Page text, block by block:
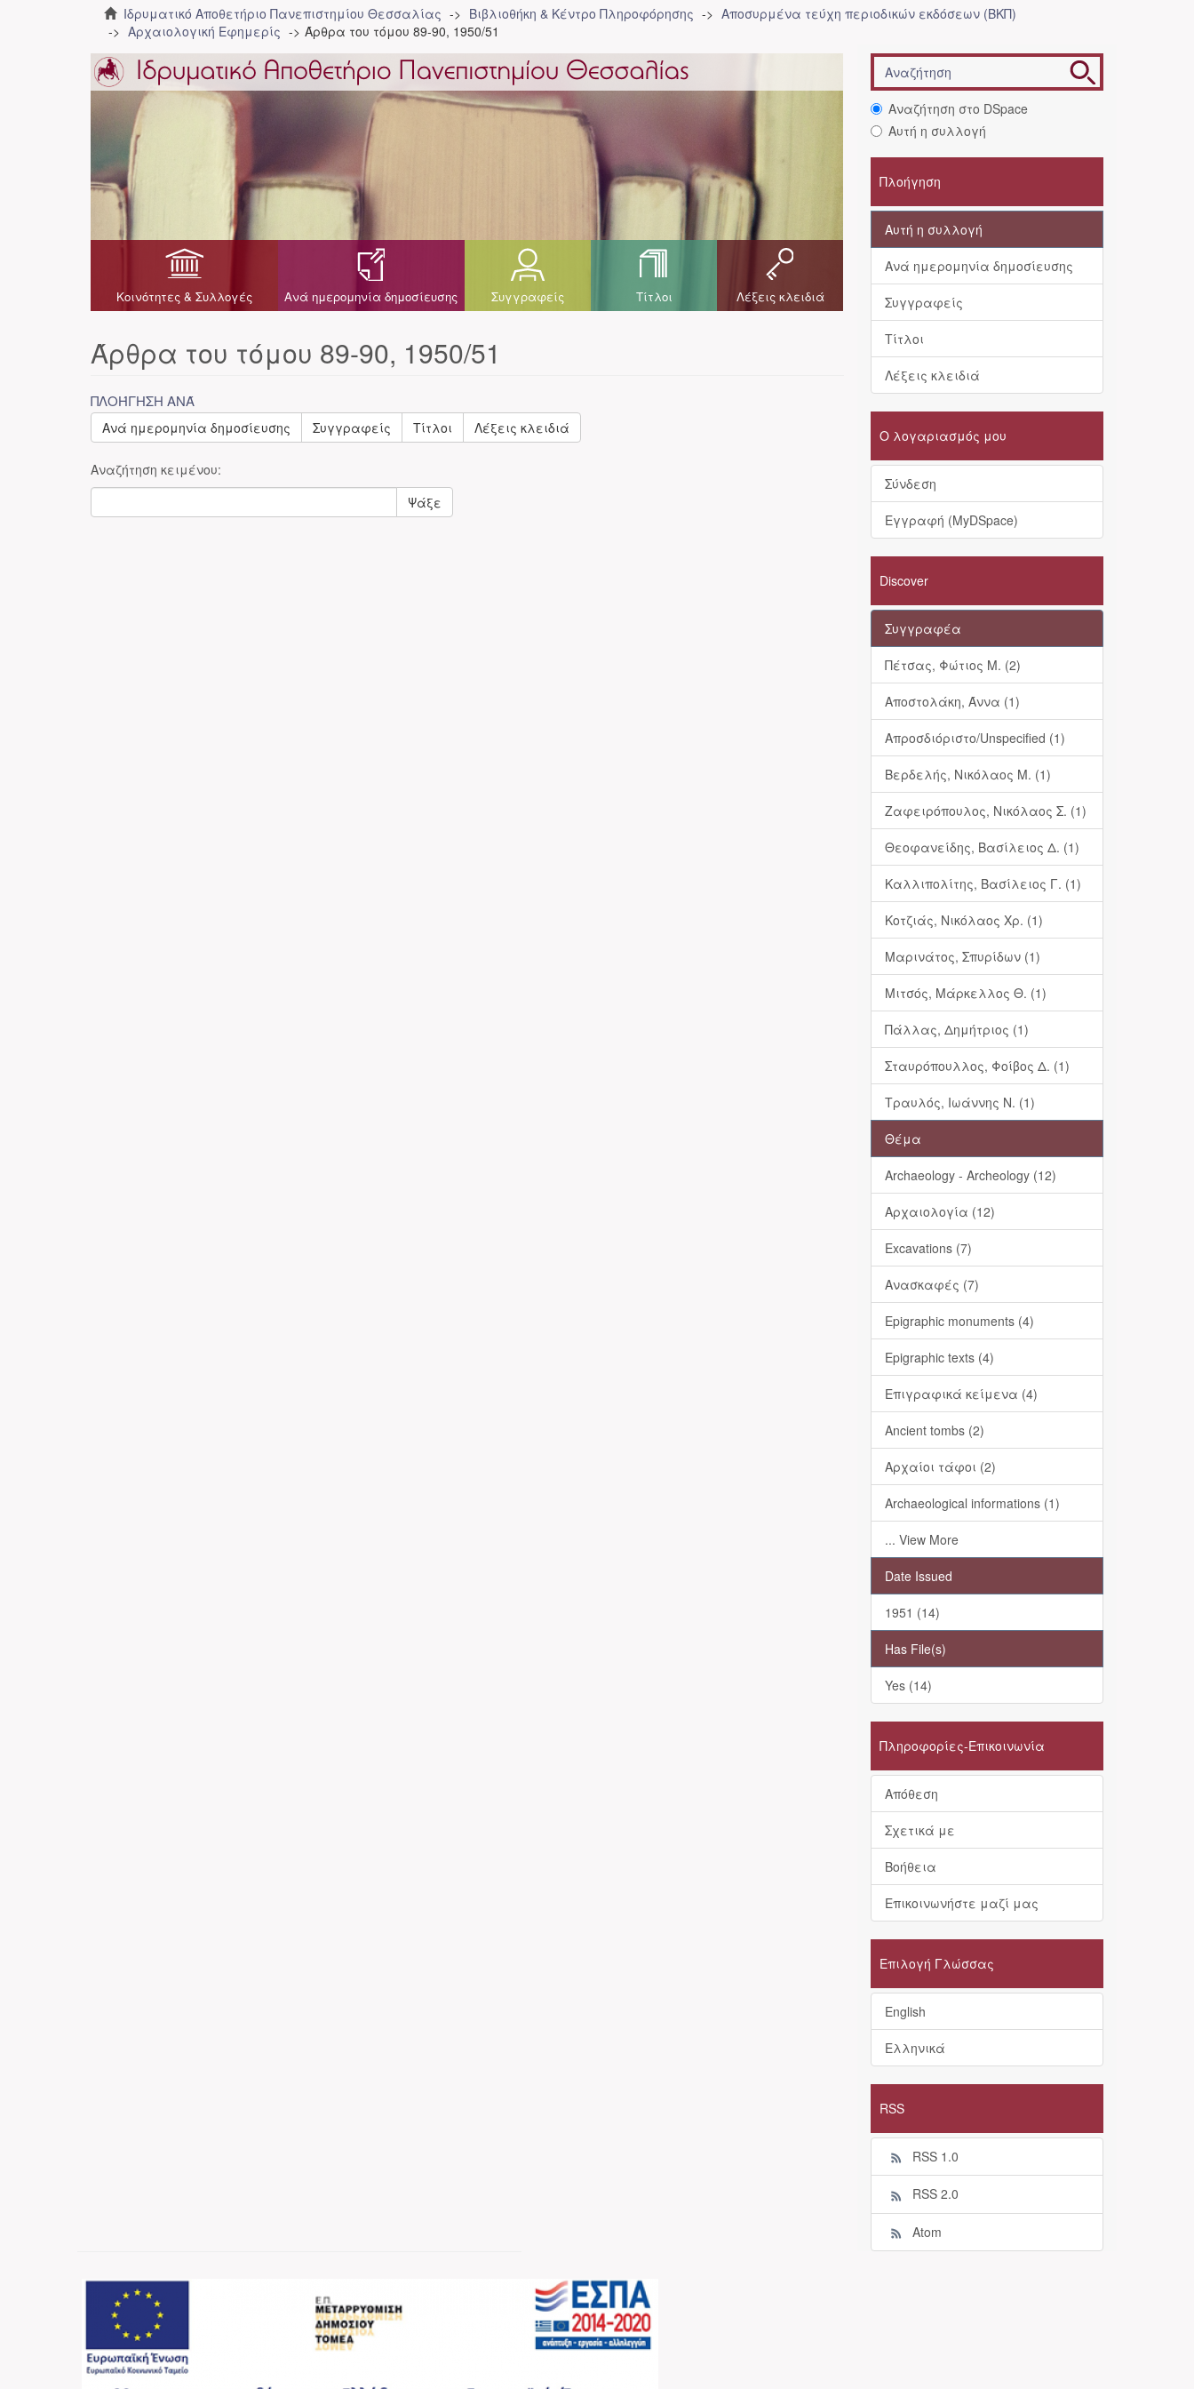
Ιδρυματικό Αποθετήριο Πανεπιστημίου Θεσσαλίας Βιβλιοθήκη & Κέντρο Πληροφόρησης
Αποσυρμένα τεύχη περιοδικών εκδόσεων (ΒΚΠ)
Αρχαιολογική Εφημερίς
Άρθρα του τόμου 89-90, 1950/51
Κοινότητες & Συλλογές Ανά ημερομηνία δημοσίευσης Συγγραφείς Τίτλοι Λέξεις κλειδιά
Άρθρα του τόμου 89-90, 1950/51
ΠΛΟΉΓΗΣΗ ΑΝΆ
Ανά ημερομηνία δημοσίευσης Συγγραφείς Τίτλοι Λέξεις κλειδιά
Αναζήτηση κειμένου:
Ψάξε
Αναζήτηση στο DSpace
Αυτή η συλλογή
Πλοήγηση
Αυτή η συλλογή
Ανά ημερομηνία δημοσίευσης
Συγγραφείς
Τίτλοι
Λέξεις κλειδιά
Ο λογαριασμός μου
Σύνδεση
Εγγραφή (MyDSpace)
Discover
Συγγραφέα
Πέτσας, Φώτιος Μ. (2)
Αποστολάκη, Άννα (1)
Απροσδιόριστο/Unspecified (1)
Βερδελής, Νικόλαος Μ. (1)
Ζαφειρόπουλος, Νικόλαος Σ. (1)
Θεοφανείδης, Βασίλειος Δ. (1)
Καλλιπολίτης, Βασίλειος Γ. (1)
Κοτζιάς, Νικόλαος Χρ. (1)
Μαρινάτος, Σπυρίδων (1)
Μιτσός, Μάρκελλος Θ. (1)
Πάλλας, Δημήτριος (1)
Σταυρόπουλλος, Φοίβος Δ. (1)
Τραυλός, Ιωάννης Ν. (1)
Θέμα
Archaeology - Archeology (12)
Αρχαιολογία (12)
Excavations (7)
Ανασκαφές (7)
Epigraphic monuments (4)
Epigraphic texts (4)
Επιγραφικά κείμενα (4)
Ancient tombs (2)
Αρχαίοι τάφοι (2)
Archaeological informations (1)
... View More
Date Issued
1951 (14)
Has File(s)
Yes (14)
Πληροφορίες-Επικοινωνία
Απόθεση
Σχετικά με
Βοήθεια
Επικοινωνήστε μαζί μας
Επιλογή Γλώσσας
English
Ελληνικά
RSS
RSS 1.0
RSS 2.0
Atom